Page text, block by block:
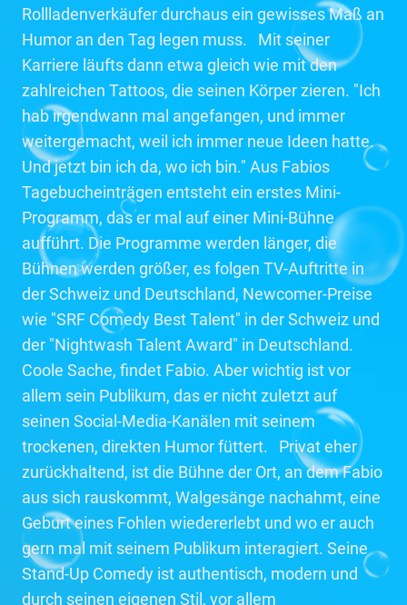
Rollladenverkäufer durchaus ein gewisses Maß an
Humor an den Tag legen muss. Mit seiner
Karriere läufts dann etwa gleich wie mit den
zahlreichen Tattoos, die seinen Körper zieren. "Ich
hab irgendwann mal angefangen, und immer
weitergemacht, weil ich immer neue Ideen hatte.
Und jetzt bin ich da, wo ich bin." Aus Fabios
Tagebucheinträgen entsteht ein erstes Mini-
Programm, das er mal auf einer Mini-Bühne
aufführt. Die Programme werden länger, die
Bühnen werden größer, es folgen TV-Auftritte in
der Schweiz und Deutschland, Newcomer-Preise
wie "SRF Comedy Best Talent" in der Schweiz und
der "Nightwash Talent Award" in Deutschland.
Coole Sache, findet Fabio. Aber wichtig ist vor
allem sein Publikum, das er nicht zuletzt auf
seinen Social-Media-Kanälen mit seinem
trockenen, direkten Humor füttert. Privat eher
zurückhaltend, ist die Bühne der Ort, an dem Fabio
aus sich rauskommt, Walgesänge nachahmt, eine
Geburt eines Fohlen wiedererlebt und wo er auch
gern mal mit seinem Publikum interagiert. Seine
Stand-Up Comedy ist authentisch, modern und
durch seinen eigenen Stil, vor allem